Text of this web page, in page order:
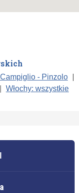
- Pinzolo
Włochy: wszystkie